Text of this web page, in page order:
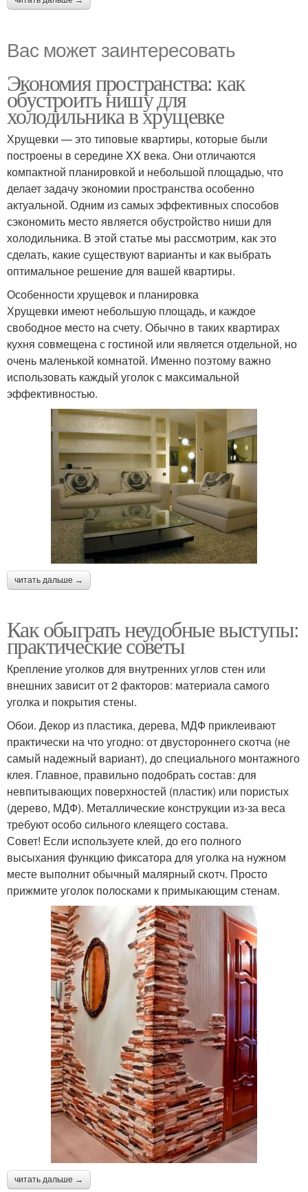
Вас может заинтересовать
Экономия пространства: как
обустроить нишу для
холодильника в хрущевке
Хрущевки — это типовые квартиры, которые были
построены в середине XX века. Они отличаются
компактной планировкой и небольшой площадью, что
делает задачу экономии пространства особенно
актуальной. Одним из самых эффективных способов
сэкономить место является обустройство ниши для
холодильника. В этой статье мы рассмотрим, как это
сделать, какие существуют варианты и как выбрать
оптимальное решение для вашей квартиры.
Особенности хрущевок и планировка
Хрущевки имеют небольшую площадь, и каждое
свободное место на счету. Обычно в таких квартирах
кухня совмещена с гостиной или является отдельной, но
очень маленькой комнатой. Именно поэтому важно
использовать каждый уголок с максимальной
эффективностью.
читать дальше →
Как обыграть неудобные выступы:
практические советы
Крепление уголков для внутренних углов стен или
внешних зависит от 2 факторов: материала самого
уголка и покрытия стены.
Обои. Декор из пластика, дерева, МДФ приклеивают
практически на что угодно: от двустороннего скотча (не
самый надежный вариант), до специального монтажного
клея. Главное, правильно подобрать состав: для
невпитывающих поверхностей (пластик) или пористых
(дерево, МДФ). Металлические конструкции из-за веса
требуют особо сильного клеящего состава.
Совет! Если используете клей, до его полного
высыхания функцию фиксатора для уголка на нужном
месте выполнит обычный малярный скотч. Просто
прижмите уголок полосками к примыкающим стенам.
читать дальше →